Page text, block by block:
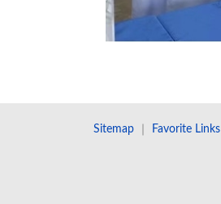
Sitemap Favorite Links